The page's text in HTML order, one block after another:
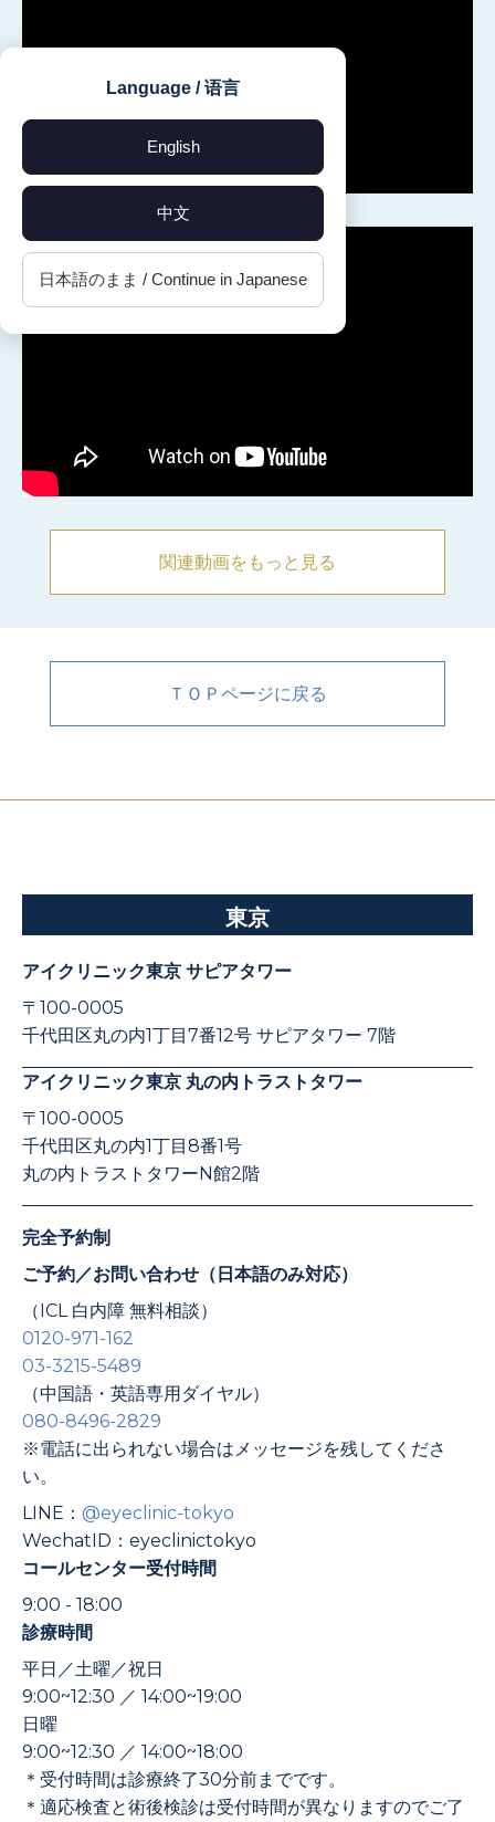
Language / 语言
English
中文
日本語のまま / Continue in Japanese
関連動画をもっと見る
ＴＯＰページに戻る
東京
アイクリニック東京 サピアタワー
〒100-0005
千代田区丸の内1丁目7番12号 サピアタワー 7階
アイクリニック東京 丸の内トラストタワー
〒100-0005
千代田区丸の内1丁目8番1号
丸の内トラストタワーN館2階
完全予約制
ご予約／お問い合わせ（日本語のみ対応）
（ICL 白内障 無料相談）
0120-971-162
03-3215-5489
（中国語・英語専用ダイヤル）
080-8496-2829
※電話に出られない場合はメッセージを残してくださ
い。
LINE： @eyeclinic-tokyo
WechatID：eyeclinictokyo
コールセンター受付時間
9:00 - 18:00
診療時間
平日／土曜／祝日
9:00~12:30 ／ 14:00~19:00
日曜
9:00~12:30 ／ 14:00~18:00
＊受付時間は診療終了30分前までです。
＊適応検査と術後検診は受付時間が異なりますのでご了